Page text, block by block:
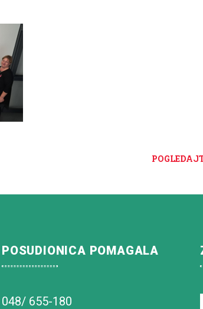
POSUDIONICA POMAGALA
048/ 655-180